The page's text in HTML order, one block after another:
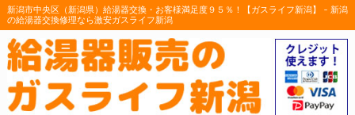
新潟市中央区（新潟県）給湯器交換・お客様満足度９５％！【ガスライフ新潟】 - 新潟
の給湯器交換修理なら激安ガスライフ新潟